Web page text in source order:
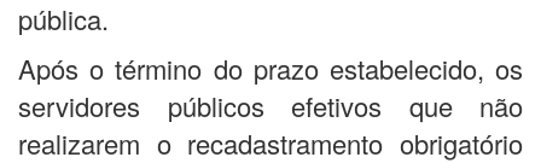
pública.
Após o término do prazo estabelecido, os
servidores públicos efetivos que não
realizarem o recadastramento obrigatório